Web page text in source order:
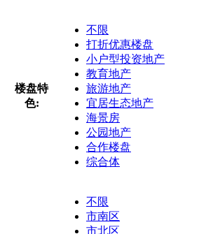
楼盘特
色:
不限
打折优惠楼盘
小户型投资地产
教育地产
旅游地产
宜居生态地产
海景房
公园地产
合作楼盘
综合体
不限
市南区
市北区